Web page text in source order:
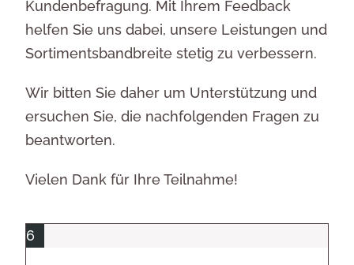
Karriere
Kundenbefragung. Mit Ihrem Feedback
helfen Sie uns dabei, unsere Leistungen und
Sortimentsbandbreite stetig zu verbessern.
Wir bitten Sie daher um Unterstützung und
ersuchen Sie, die nachfolgenden Fragen zu
beantworten.
Vielen Dank für Ihre Teilnahme!
6